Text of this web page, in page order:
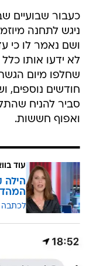
כעבור שבועיים
ניגש לתחנה
ושם נאמר לו כי
לא ידעו אותו
שחלפו מיום
חודשים נוספים,
סביר להניח
ואפוף חששות.
עוד